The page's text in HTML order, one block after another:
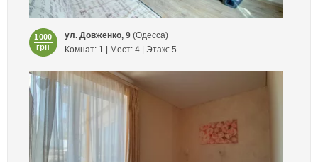
1000
грн
ул. Довженко, 9(Одесса)
Комнат: 1 | Мест: 4 | Этаж: 5